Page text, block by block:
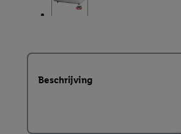
Beschrijving